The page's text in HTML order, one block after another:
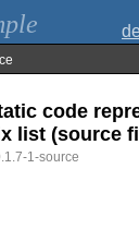
code
list (source
1-source